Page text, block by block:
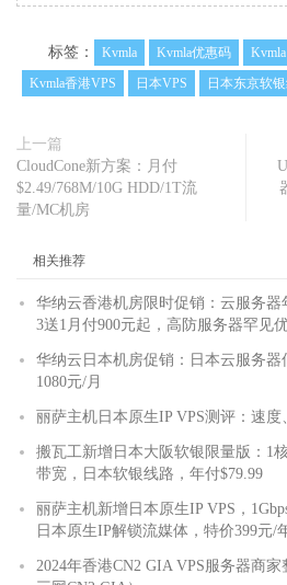
标签： Kvmla Kvmla优惠码
Kvmla香港VPS
日本VPS 日本东京软
上一篇
CloudCone新方案：月付
$2.49/768M/10G HDD/1T流
量/MC机房
相关推荐
华纳云香港机房限时促销：云服务器
3送1月付900元起，高防服务器罕见
华纳云日本机房促销：日本云服务器
1080元/月
丽萨主机日本原生IP VPS测评：速
搬瓦工新增日本大阪软银限量版：1
带宽，日本软银线路，年付$79.99
丽萨主机新增日本原生IP VPS，
日本原生IP解锁流媒体，特价399元/
2024年香港CN2 GIA VPS服务器商